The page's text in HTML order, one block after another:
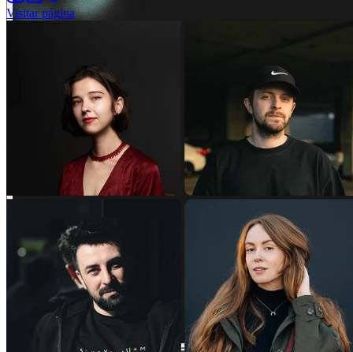
Visitar página